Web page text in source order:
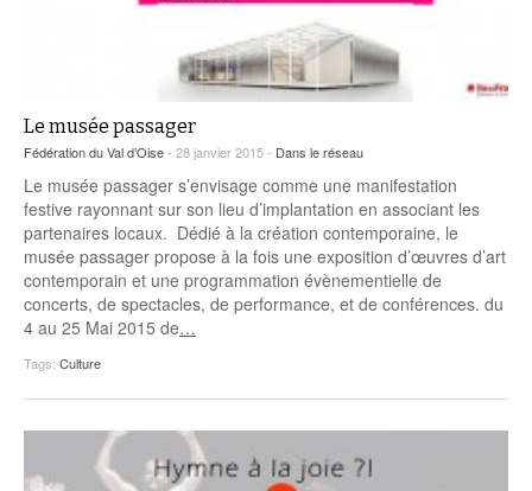
Le musée passager
Fédération du Val d’Oise- 28 janvier 2015 - Dans le réseau
Le musée passager s’envisage comme une manifestation
festive rayonnant sur son lieu d’implantation en associant les
partenaires locaux. Dédié à la création contemporaine, le
musée passager propose à la fois une exposition d’œuvres d’art
contemporain et une programmation évènementielle de
concerts, de spectacles, de performance, et de conférences. du
4 au 25 Mai 2015 de…
Tags: Culture